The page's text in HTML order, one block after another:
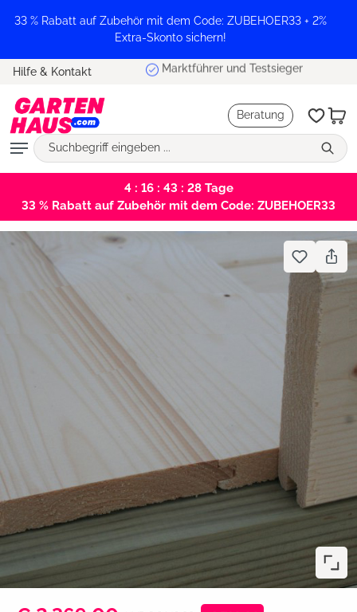
springen
33 % Rabatt auf Zubehör mit dem Code: ZUBEHOER33 + 2%
Extra-Skonto sichern!
Hilfe & Kontakt Marktführer und Testsieger
Beratung
4 : 16 : 43 : 27Tage
33 % Rabatt auf Zubehör mit dem Code: ZUBEHOER33
Bildergalerie überspringen